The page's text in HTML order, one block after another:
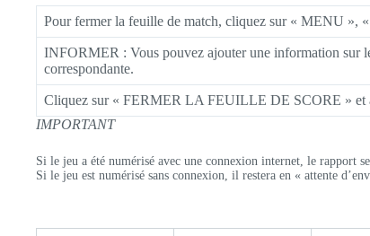
Pour fermer la feuille de match, cliquez sur « MENU
INFORMER : Vous pouvez ajouter une information sur
correspondante.
Cliquez sur « FERMER LA FEUILLE DE SCORE » et
IMPORTANT
Si le jeu a été numérisé avec une connexion internet, le rapport
Si le jeu est numérisé sans connexion, il restera en « attente